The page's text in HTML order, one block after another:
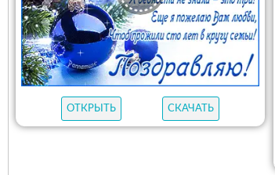
ОТКРЫТЬ СКАЧАТЬ